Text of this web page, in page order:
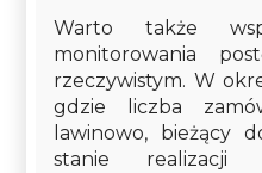
Warto także
monitorowania
rzeczywistym. W
gdzie liczba
lawinowo, bieżący
stanie realizacji